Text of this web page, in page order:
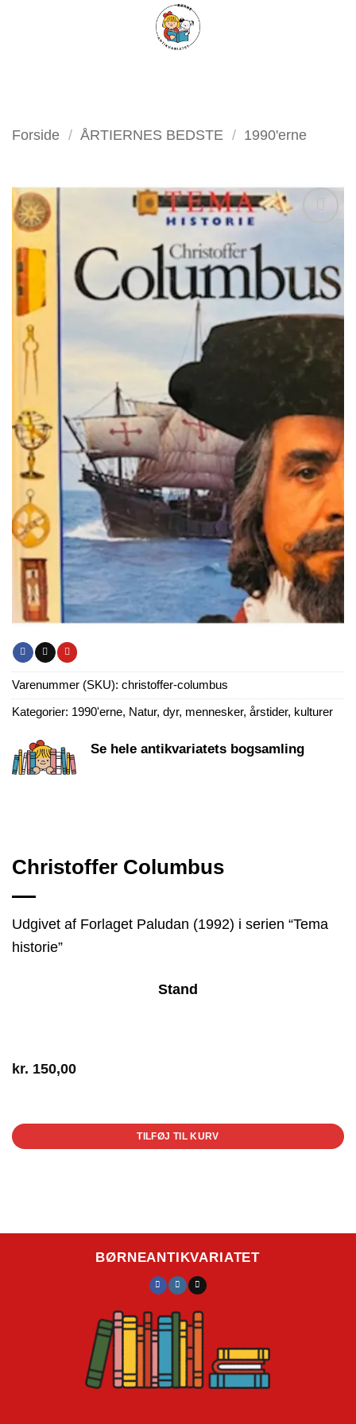
FILTER
Forside / ÅRTIERNES BEDSTE / 1990'erne
favorit
Varenummer (SKU): christoffer-columbus
Kategorier: 1990'erne, Natur, dyr, mennesker, årstider, kulturer
Se hele antikvariatets bogsamling
Christoffer Columbus
Udgivet af Forlaget Paludan (1992) i serien “Tema
historie”
Stand
kr. 150,00
TILFØJ TIL KURV
BØRNEANTIKVARIATET